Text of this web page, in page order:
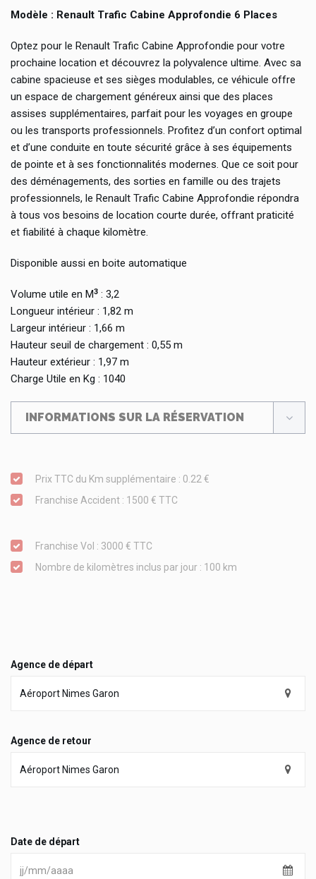
Modèle : Renault Trafic Cabine Approfondie 6 Places
Optez pour le Renault Trafic Cabine Approfondie pour votre
prochaine location et découvrez la polyvalence ultime. Avec sa
cabine spacieuse et ses sièges modulables, ce véhicule offre
un espace de chargement généreux ainsi que des places
assises supplémentaires, parfait pour les voyages en groupe
ou les transports professionnels. Profitez d’un confort optimal
et d’une conduite en toute sécurité grâce à ses équipements
de pointe et à ses fonctionnalités modernes. Que ce soit pour
des déménagements, des sorties en famille ou des trajets
professionnels, le Renault Trafic Cabine Approfondie répondra
à tous vos besoins de location courte durée, offrant praticité
et fiabilité à chaque kilomètre.
Disponible aussi en boite automatique
Volume utile en M3 : 3,2
Longueur intérieur : 1,82 m
Largeur intérieur : 1,66 m
Hauteur seuil de chargement : 0,55 m
Hauteur extérieur : 1,97 m
Charge Utile en Kg : 1040
INFORMATIONS SUR LA RÉSERVATION
Prix TTC du Km supplémentaire : 0.22 €
Franchise Accident : 1500 € TTC
Franchise Vol : 3000 € TTC
Nombre de kilomètres inclus par jour : 100 km
Agence de départ
Agence de retour
Date de départ